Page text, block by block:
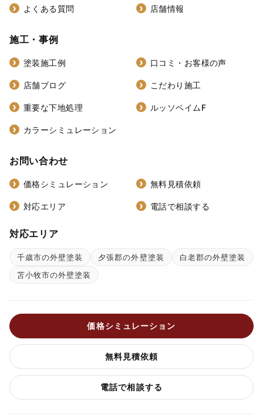
よくある質問 店舗情報
施工・事例
塗装施工例 口コミ・お客様の声
店舗ブログ こだわり施工
重要な下地処理 ルッソペイムF
カラーシミュレーション
お問い合わせ
価格シミュレーション 無料見積依頼
対応エリア 電話で相談する
対応エリア
千歳市の外壁塗装 夕張郡の外壁塗装
白老郡の外壁塗装
苫小牧市の外壁塗装
価格シミュレーション
無料見積依頼
電話で相談する